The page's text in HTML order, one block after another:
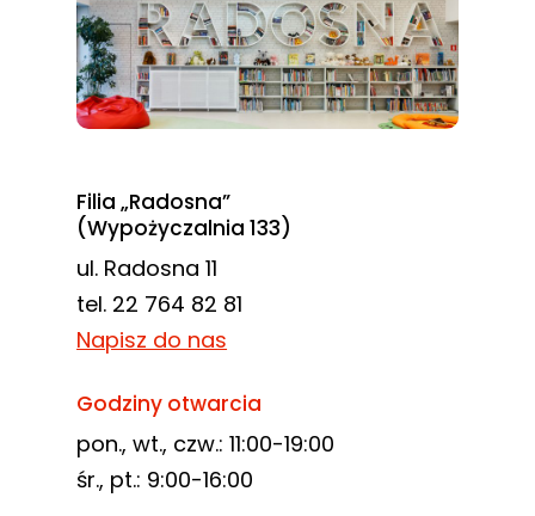
Filia „Radosna”
(Wypożyczalnia 133)
ul. Radosna 11
tel. 22 764 82 81
Napisz do nas
Godziny otwarcia
pon., wt., czw.: 11:00-19:00
śr., pt.: 9:00-16:00